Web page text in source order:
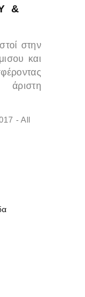
&
στην
και
- All